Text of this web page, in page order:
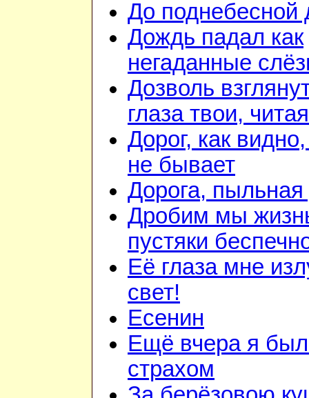
До поднебесной
Дождь падал как
негаданные
Дозволь
глаза твои, читая
Дорог, как
не бывает
Дорога, пыльная
Дробим мы
пустяки
Её глаза мне
свет!
Есенин
Ещё вчера я был
страхом